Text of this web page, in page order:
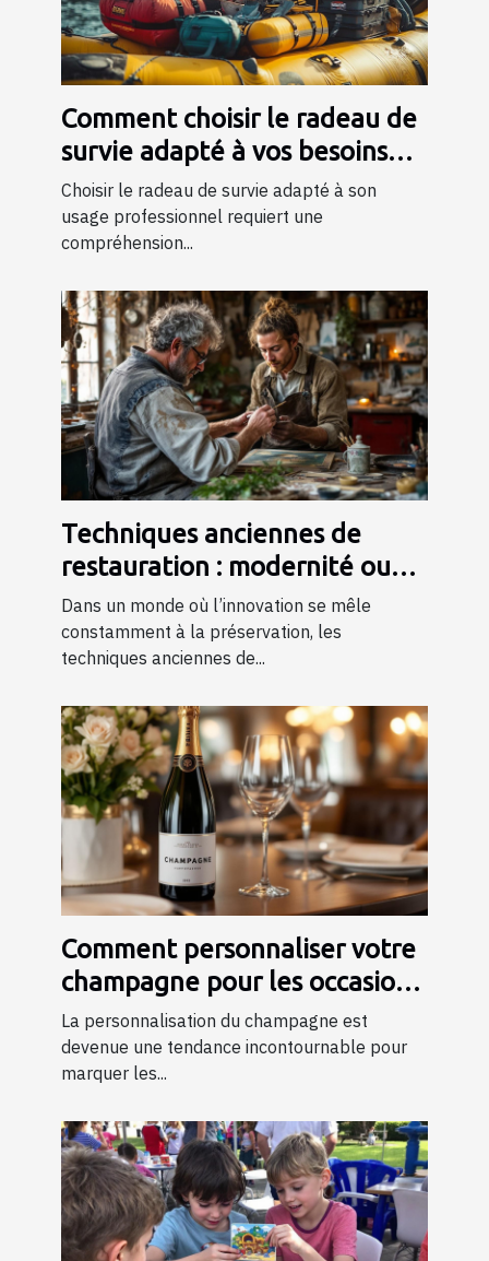
Comment choisir le radeau de
survie adapté à vos besoins
professionnels ?
Choisir le radeau de survie adapté à son
usage professionnel requiert une
compréhension...
Techniques anciennes de
restauration : modernité ou
tradition ?
Dans un monde où l’innovation se mêle
constamment à la préservation, les
techniques anciennes de...
Comment personnaliser votre
champagne pour les occasions
spéciales ?
La personnalisation du champagne est
devenue une tendance incontournable pour
marquer les...